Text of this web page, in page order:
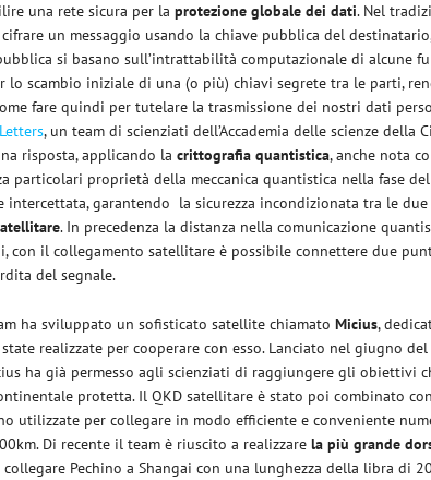
una rete sicura per laprotezione globale dei dati. Nel
un messaggio usando la chiave pubblica del
si basano sull’intrattabilità computazionale di alcune
lo scambio iniziale di una (o più) chiavi segrete tra le parti,
fare quindi per tutelare la trasmissione dei nostri dati
, un team di scienziati dell’Accademia delle scienze della
risposta, applicando lacrittografia quantistica, anche nota
particolari proprietà della meccanica quantistica nella fase
intercettata, garantendo la sicurezza incondizionata tra le
. In precedenza la distanza nella comunicazione
con il collegamento satellitare è possibile connettere due
del segnale.
ha sviluppato un sofisticato satellite chiamatoMicius,
realizzate per cooperare con esso. Lanciato nel giugno
ha già permesso agli scienziati di raggiungere gli obiettivi
protetta. Il QKD satellitare è stato poi combinato
utilizzate per collegare in modo efficiente e conveniente
Di recente il team è riuscito a realizzarela più grande
Pechino a Shangai con una lunghezza della libra di